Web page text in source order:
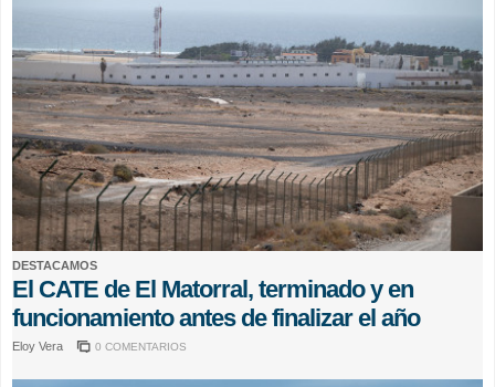
DESTACAMOS
El CATE de El Matorral, terminado y en
funcionamiento antes de finalizar el año
Eloy Vera 0 COMENTARIOS